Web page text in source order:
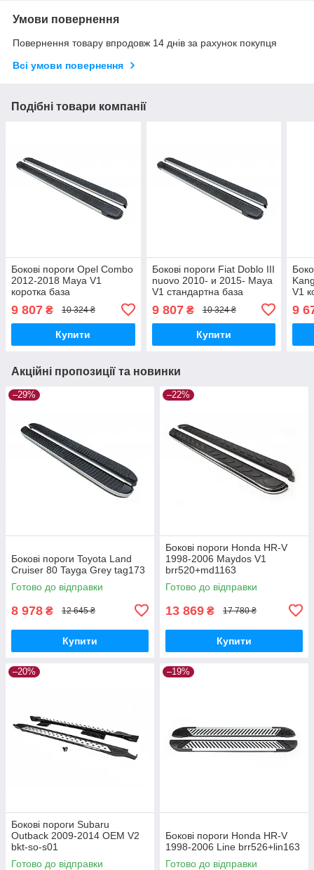
Умови повернення
Повернення товару впродовж 14 днів за рахунок покупця
Всі умови повернення
Подібні товари компанії
Бокові пороги Opel Combo
2012-2018 Maya V1
коротка база
9 807 ₴ 10 324 ₴
Купити
Бокові пороги Fiat Doblo III
nuovo 2010- и 2015- Maya
V1 стандартна база
9 807₴ 10 324 ₴
Купити
V1
9
Акційні пропозиції та новинки
–29%
Бокові пороги Toyota Land
Cruiser 80 Tayga Grey tag173
Готово до відправки
8 978 ₴ 12 645 ₴
Купити
–22%
Бокові пороги Honda HR-V
1998-2006 Maydos V1
brr520+md1163
Готово до відправки
13 869 ₴ 17 780 ₴
Купити
–20%
Бокові пороги Subaru
Outback 2009-2014 OEM V2
bkt-so-s01
Готово до відправки
–19%
Бокові пороги Honda HR-V
1998-2006 Line brr526+lin163
Готово до відправки